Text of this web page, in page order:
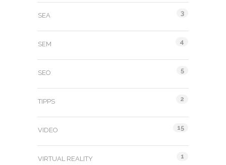
SEA 3
SEM 4
SEO 5
TIPPS 2
VIDEO 15
VIRTUAL REALITY 1